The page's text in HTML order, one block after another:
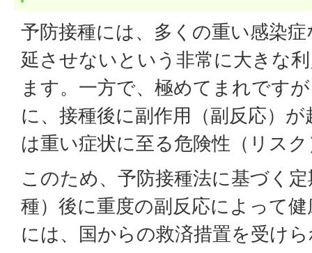
予防接種には、多くの重い感染
延させないという非常に大きな
ます。一方で、極めてまれです
に、接種後に副作用（副反応）
は重い症状に至る危険性（リス
このため、予防接種法に基づく
種）後に重度の副反応によって
には、国からの救済措置を受け